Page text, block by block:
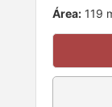
Área: 119